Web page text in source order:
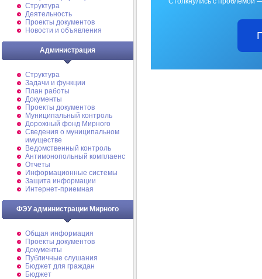
Структура
Деятельность
Проекты документов
Новости и объявления
Администрация
Структура
Задачи и функции
План работы
Документы
Проекты документов
Муниципальный контроль
Дорожный фонд Мирного
Cведения о муниципальном
имуществе
Ведомственный контроль
Антимонопольный комплаенс
Отчеты
Информационные системы
Защита информации
Интернет-приемная
ФЭУ администрации Мирного
Общая информация
Проекты документов
Документы
Публичные слушания
Бюджет для граждан
Бюджет